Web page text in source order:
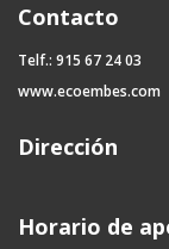
Contacto
Telf.: 915 67 24 03
www.ecoembes.com
Dirección
Horario de